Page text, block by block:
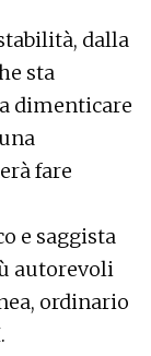
dalla
sta
dimenticare
fare
e saggista
autorevoli
ordinario